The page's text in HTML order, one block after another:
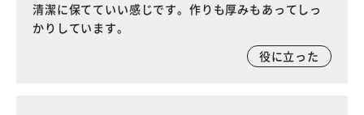
清潔に保てていい感じです。作りも厚みもあってしっ
かりしています。
役に立った